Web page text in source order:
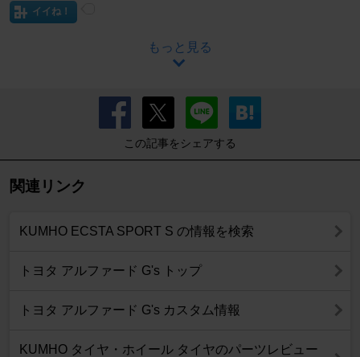
イイね！
もっと見る
この記事をシェアする
関連リンク
KUMHO ECSTA SPORT S の情報を検索
トヨタ アルファード G's トップ
トヨタ アルファード G's カスタム情報
KUMHO タイヤ・ホイール タイヤのパーツレビュー